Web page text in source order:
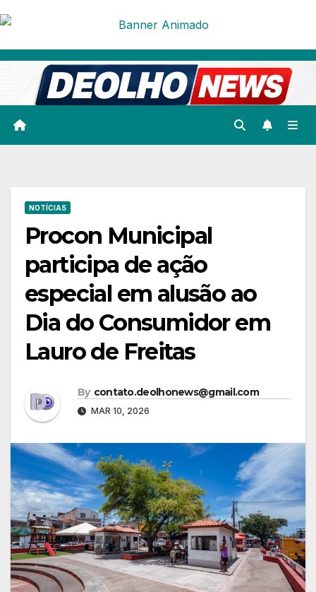
Skip
content
NOTÍCIAS
Procon Municipal
participa de ação
especial em alusão ao
Dia do Consumidor em
Lauro de Freitas
By contato.deolhonews@gmail.com
MAR 10, 2026